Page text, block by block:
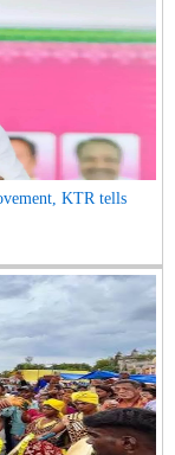
KTR tells